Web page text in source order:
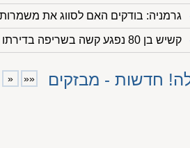
גרמניה: בודקים האם לסווג את
קשיש בן 80 נפגע קשה בשריפה בדירתו בבת ים
חדשות - מבזקים ««
«